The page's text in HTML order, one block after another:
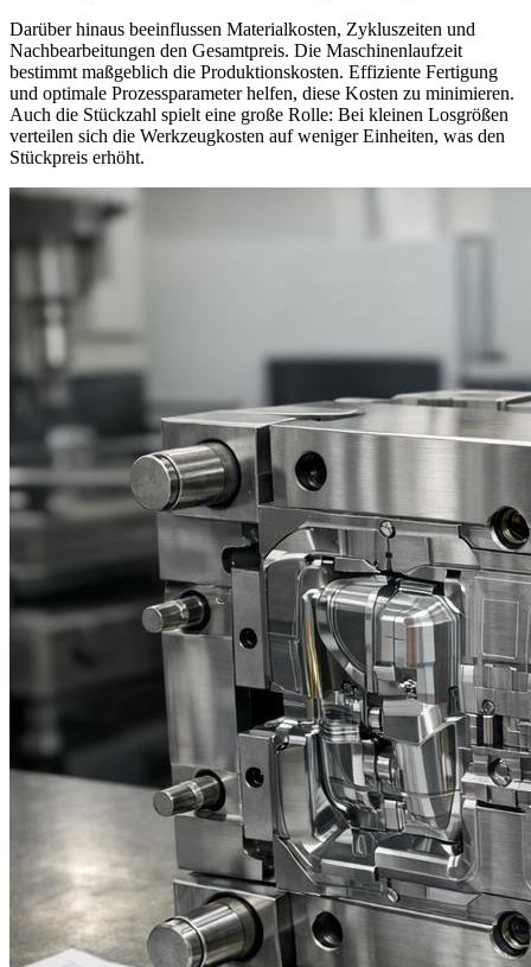
Darüber hinaus beeinflussen Materialkosten, Zykluszeiten und
Nachbearbeitungen den Gesamtpreis. Die Maschinenlaufzeit
bestimmt maßgeblich die Produktionskosten. Effiziente Fertigung
und optimale Prozessparameter helfen, diese Kosten zu minimieren.
Auch die Stückzahl spielt eine große Rolle: Bei kleinen Losgrößen
verteilen sich die Werkzeugkosten auf weniger Einheiten, was den
Stückpreis erhöht.